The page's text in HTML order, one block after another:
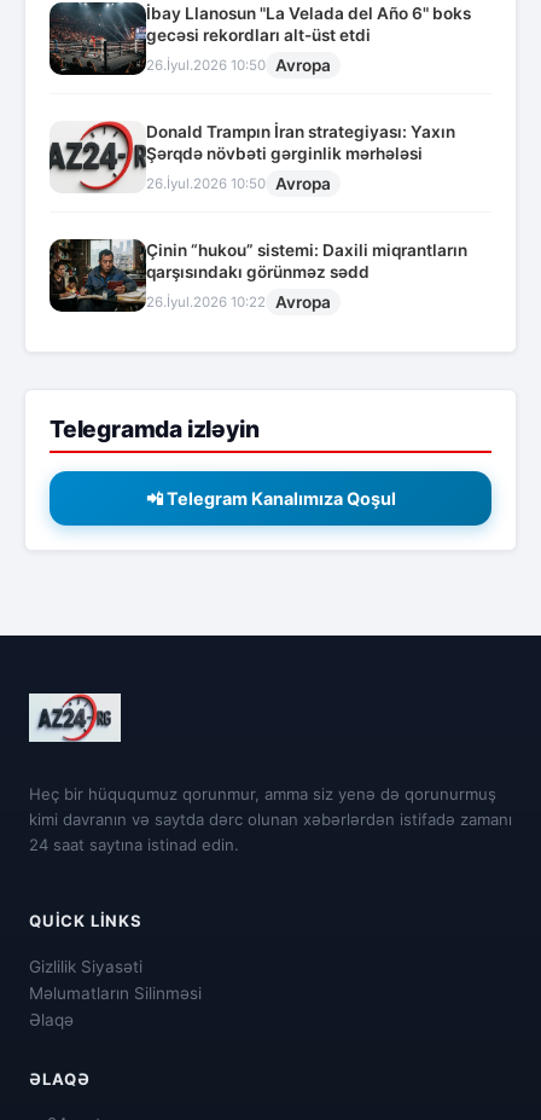
İbay Llanosun "La Velada del Año 6" boks
gecəsi rekordları alt-üst etdi
26.İyul.2026 10:50 Avropa
Donald Trampın İran strategiyası: Yaxın
Şərqdə növbəti gərginlik mərhələsi
26.İyul.2026 10:50 Avropa
Çinin “hukou” sistemi: Daxili miqrantların
qarşısındakı görünməz sədd
26.İyul.2026 10:22 Avropa
Telegramda izləyin
📲 Telegram Kanalımıza Qoşul
Heç bir hüququmuz qorunmur, amma siz yenə də qorunurmuş
kimi davranın və saytda dərc olunan xəbərlərdən istifadə zamanı
24 saat saytına istinad edin.
QUICK LINKS
Gizlilik Siyasəti
Məlumatların Silinməsi
Əlaqə
ƏLAQƏ